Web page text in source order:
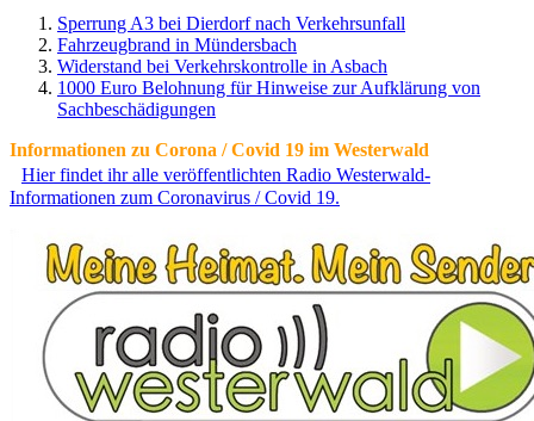
Sperrung A3 bei Dierdorf nach Verkehrsunfall
Fahrzeugbrand in Mündersbach
Widerstand bei Verkehrskontrolle in Asbach
1000 Euro Belohnung für Hinweise zur Aufklärung von
Sachbeschädigungen
Informationen zu Corona / Covid 19 im Westerwald
Hier findet ihr alle veröffentlichten Radio Westerwald-
Informationen zum Coronavirus / Covid 19.